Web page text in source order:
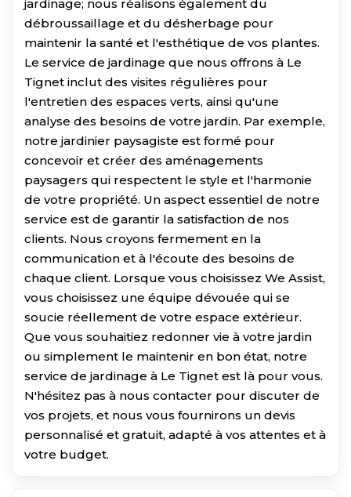
jardinage; nous réalisons également du
débroussaillage et du désherbage pour
maintenir la santé et l'esthétique de vos plantes.
Le service de jardinage que nous offrons à Le
Tignet inclut des visites régulières pour
l'entretien des espaces verts, ainsi qu'une
analyse des besoins de votre jardin. Par exemple,
notre jardinier paysagiste est formé pour
concevoir et créer des aménagements
paysagers qui respectent le style et l'harmonie
de votre propriété. Un aspect essentiel de notre
service est de garantir la satisfaction de nos
clients. Nous croyons fermement en la
communication et à l'écoute des besoins de
chaque client. Lorsque vous choisissez We Assist,
vous choisissez une équipe dévouée qui se
soucie réellement de votre espace extérieur.
Que vous souhaitiez redonner vie à votre jardin
ou simplement le maintenir en bon état, notre
service de jardinage à Le Tignet est là pour vous.
N'hésitez pas à nous contacter pour discuter de
vos projets, et nous vous fournirons un devis
personnalisé et gratuit, adapté à vos attentes et à
votre budget.